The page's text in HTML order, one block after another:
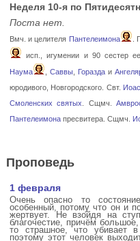
Неделя 10-я по
Поста нет.
Вмч. и целителя Пантелеимона .
исп., игумении и 90 сестер
Наума
,Саввы Горазда и
юродивого, Новгородского. Свт.
Смоленских святых
. Сщмч.
Пантелеимонапресвитера. Сщмч.
Проповедь
1 февраля
Очень опасно то
особенный, потому что он и
жертвует. Не взойдя на
благочестие, причём
то страшное, что убивает
поэтому этот человек